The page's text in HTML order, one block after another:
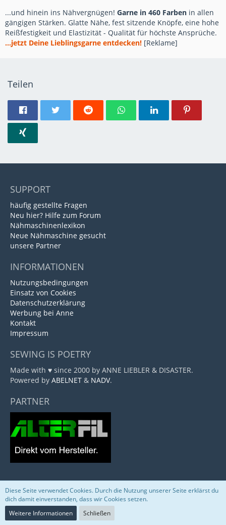
...und hinein ins Nähvergnügen! Garne in 460 Farben in allen
gängigen Stärken. Glatte Nähe, fest sitzende Knöpfe, eine hohe
Reißfestigkeit und Elastizität - Qualität für höchste Ansprüche.
...jetzt Deine Lieblingsgarne entdecken! [Reklame]
Teilen
SUPPORT
häufig gestellte Fragen
Neu hier? Hilfe zum Forum
Nähmaschinenlexikon
Neue Nähmaschine gesucht
unsere Partner
INFORMATIONEN
Nutzungsbedingungen
Einsatz von Cookies
Datenschutzerklärung
Werbung bei Anne
Kontakt
Impressum
SEWING IS POETRY
Made with ♥ since 2000 by ANNE LIEBLER & DISASTER.
Powered by ABELNET & NADV.
PARTNER
Community-Software:WoltLab Suite™
Diese Seite verwendet Cookies. Durch die Nutzung unserer Seite erklärst du
dich damit einverstanden, dass wir Cookies setzen.
Weitere Informationen
Schließen